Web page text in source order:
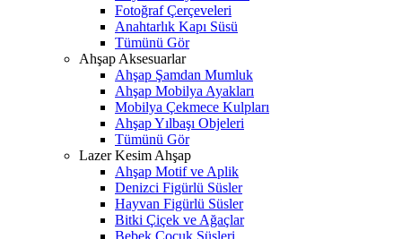
Fotoğraf Çerçeveleri
Anahtarlık Kapı Süsü
Tümünü Gör
Ahşap Aksesuarlar
Ahşap Şamdan Mumluk
Ahşap Mobilya Ayakları
Mobilya Çekmece Kulpları
Ahşap Yılbaşı Objeleri
Tümünü Gör
Lazer Kesim Ahşap
Ahşap Motif ve Aplik
Denizci Figürlü Süsler
Hayvan Figürlü Süsler
Bitki Çiçek ve Ağaçlar
Bebek Çocuk Süsleri